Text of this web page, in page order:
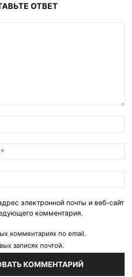
ОТВЕТ
электронной почты и веб-сайт
комментария.
комментариях по email.
записях почтой.